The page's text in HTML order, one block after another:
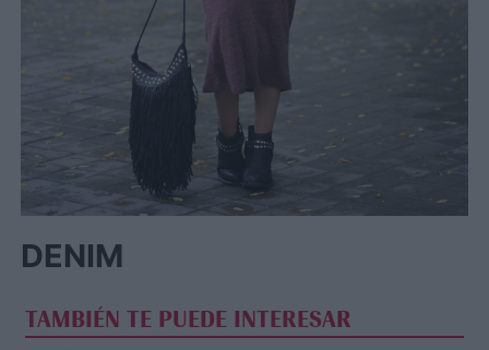
DENIM
TAMBIÉN TE PUEDE INTERESAR